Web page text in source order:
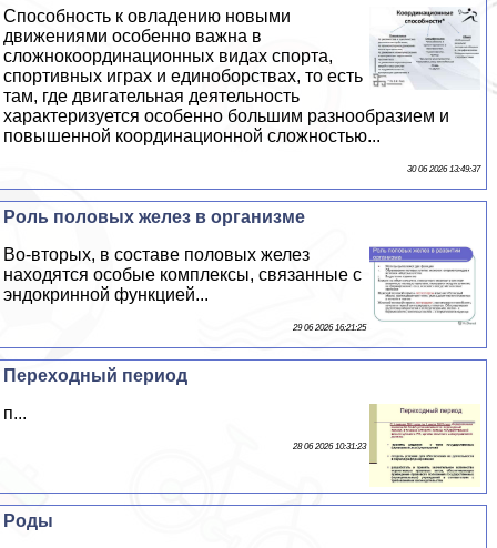
Способность к овладению новыми
движениями особенно важна в
сложнокоординационных видах спорта,
спортивных играх и единоборствах, то есть
там, где двигательная деятельность
хаpaктеризуется особенно большим разнообразием и
повышенной координационной сложностью...
30 06 2026 13:49:37
Роль пoлoвых желез в организме
Во-вторых, в составе пoлoвых желез
находятся особые комплексы, связанные с
эндокринной функцией...
29 06 2026 16:21:25
Переходный период
п...
28 06 2026 10:31:23
Роды